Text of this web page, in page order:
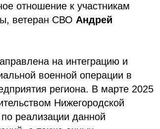
отношение к участникам
ветеран СВО Андрей
на интеграцию и
военной операции в
региона. В марте 2025
Нижегородской
реализации данной